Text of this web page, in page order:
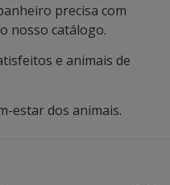
precisa com
nosso catálogo.
e animais de
estar dos animais.